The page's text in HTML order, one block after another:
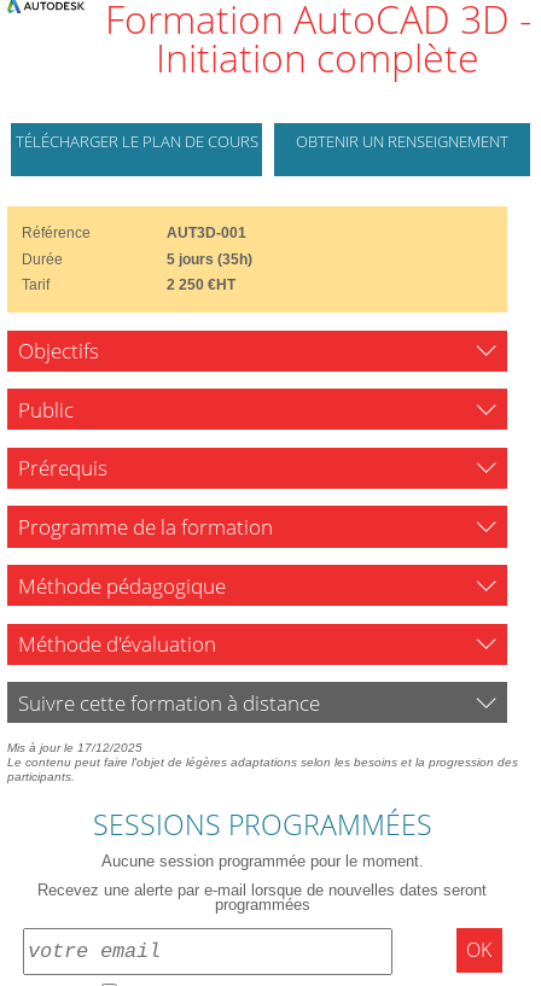
Formation AutoCAD 3D -
Initiation complète
TÉLÉCHARGER LE PLAN DE COURS OBTENIR UN RENSEIGNEMENT
Référence
AUT3D-001
Durée
5 jours (35h)
Tarif
2 250 €HT
Objectifs
Public
Prérequis
Programme de la formation
Méthode pédagogique
Méthode d'évaluation
Suivre cette formation à distance
Mis à jour le 17/12/2025
Le contenu peut faire l'objet de légères adaptations selon les besoins et la progression des
participants.
SESSIONS PROGRAMMÉES
Aucune session programmée pour le moment.
Recevez une alerte par e-mail lorsque de nouvelles dates seront
programmées
OK